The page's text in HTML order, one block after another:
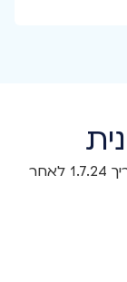
לצפייה במפת המסלולים העדכנית לתאריך 1.7.24 לאחר